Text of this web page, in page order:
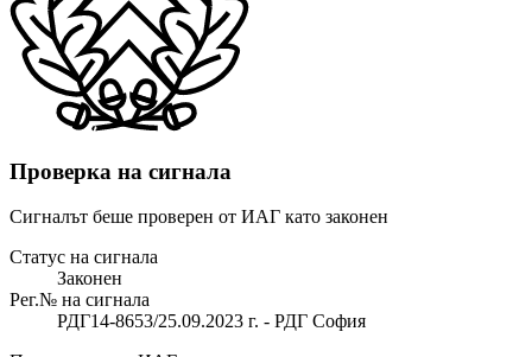
Проверка на сигнала
Сигналът беше проверен от ИАГ като законен
Статус на сигнала
Законен
Рег.№ на сигнала
РДГ14-8653/25.09.2023 г. - РДГ София